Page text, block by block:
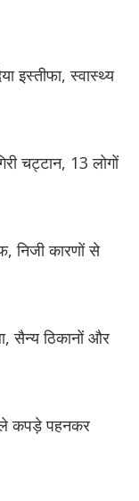
इस्तीफा, स्वास्थ्य
चट्टान, 13 लोगों
निजी कारणों से
सैन्य ठिकानों और
कपड़े पहनकर